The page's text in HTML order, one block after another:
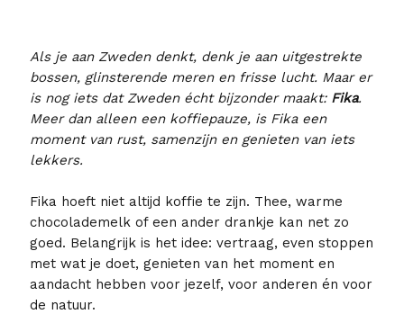
Als je aan Zweden denkt, denk je aan uitgestrekte
bossen, glinsterende meren en frisse lucht. Maar er
is nog iets dat Zweden écht bijzonder maakt: Fika.
Meer dan alleen een koffiepauze, is Fika een
moment van rust, samenzijn en genieten van iets
lekkers.
Fika hoeft niet altijd koffie te zijn. Thee, warme
chocolademelk of een ander drankje kan net zo
goed. Belangrijk is het idee: vertraag, even stoppen
met wat je doet, genieten van het moment en
aandacht hebben voor jezelf, voor anderen én voor
de natuur.